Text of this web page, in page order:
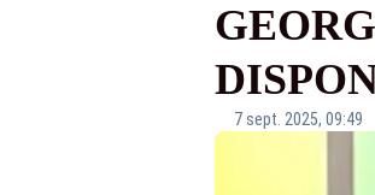
7 sept. 2025, 09:49